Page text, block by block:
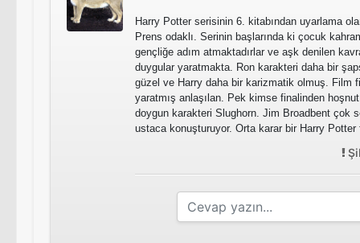
Harry Potter serisinin 6. kitabından uyarlama
Prens odaklı. Serinin başlarında ki çocuk
gençliğe adım atmaktadırlar ve aşk denilen
duygular yaratmakta. Ron karakteri daha bir
güzel ve Harry daha bir karizmatik olmuş. Film
yaratmış anlaşılan. Pek kimse finalinden
doygun karakteri Slughorn. Jim Broadbent çok
ustaca konuşturuyor. Orta karar bir Harry Potter